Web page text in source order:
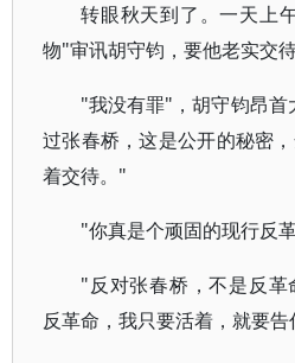
转眼秋天到了。一天上
物"审讯胡守钧，要他老实交待
"我没有罪"，胡守钧昂
过张春桥，这是公开的秘密
着交待。"
"你真是个顽固的现行反
"反对张春桥，不是反
反革命，我只要活着，就要